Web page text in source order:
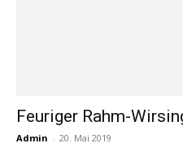
Feuriger Rahm-
Admin - 20. Mai 2019